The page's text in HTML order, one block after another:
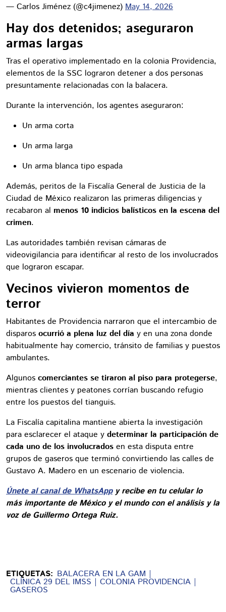
— Carlos Jiménez (@c4jimenez) May 14, 2026
Hay dos detenidos; aseguraron
armas largas
Tras el operativo implementado en la colonia Providencia,
elementos de la SSC lograron detener a dos personas
presuntamente relacionadas con la balacera.
Durante la intervención, los agentes aseguraron:
Un arma corta
Un arma larga
Un arma blanca tipo espada
Además, peritos de la Fiscalía General de Justicia de la
Ciudad de México realizaron las primeras diligencias y
recabaron al menos 10 indicios balísticos en la escena del
crimen.
Las autoridades también revisan cámaras de
videovigilancia para identificar al resto de los involucrados
que lograron escapar.
Vecinos vivieron momentos de
terror
Habitantes de Providencia narraron que el intercambio de
disparos ocurrió a plena luz del día y en una zona donde
habitualmente hay comercio, tránsito de familias y puestos
ambulantes.
Algunos comerciantes se tiraron al piso para protegerse,
mientras clientes y peatones corrían buscando refugio
entre los puestos del tianguis.
La Fiscalía capitalina mantiene abierta la investigación
para esclarecer el ataque y determinar la participación de
cada uno de los involucrados en esta disputa entre
grupos de gaseros que terminó convirtiendo las calles de
Gustavo A. Madero en un escenario de violencia.
Únete al canal de WhatsAppy recibe en tu celular lo
más importante de México y el mundo con el análisis y la
voz de Guillermo Ortega Ruiz.
ETIQUETAS: BALACERA EN LA GAM
CLÍNICA 29 DEL IMSS COLONIA PROVIDENCIA
GASEROS